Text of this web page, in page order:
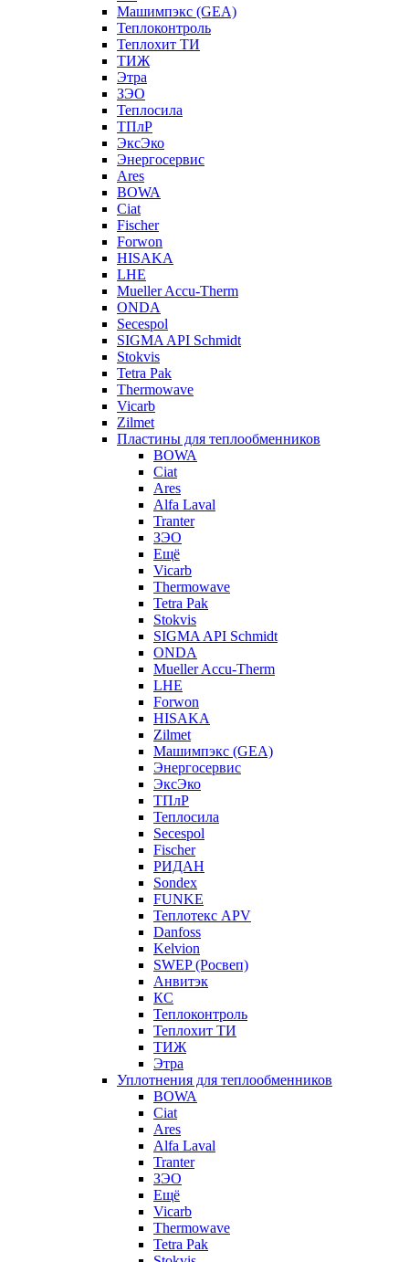
Машимпэкс (GEA)
Теплоконтроль
Теплохит ТИ
ТИЖ
Этра
ЗЭО
Теплосила
ТПлР
ЭксЭко
Энергосервис
Ares
BOWA
Ciat
Fischer
Forwon
HISAKA
LHE
Mueller Accu-Therm
ONDA
Secespol
SIGMA API Schmidt
Stokvis
Tetra Pak
Thermowave
Vicarb
Zilmet
Пластины для теплообменников
BOWA
Ciat
Ares
Alfa Laval
Tranter
ЗЭО
Ещё
Vicarb
Thermowave
Tetra Pak
Stokvis
SIGMA API Schmidt
ONDA
Mueller Accu-Therm
LHE
Forwon
HISAKA
Zilmet
Машимпэкс (GEA)
Энергосервис
ЭксЭко
ТПлР
Теплосила
Secespol
Fischer
РИДАН
Sondex
FUNKE
Теплотекс APV
Danfoss
Kelvion
SWEP (Росвеп)
Анвитэк
КС
Теплоконтроль
Теплохит ТИ
ТИЖ
Этра
Уплотнения для теплообменников
BOWA
Ciat
Ares
Alfa Laval
Tranter
ЗЭО
Ещё
Vicarb
Thermowave
Tetra Pak